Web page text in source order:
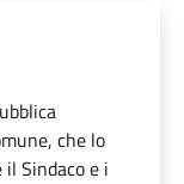
che lo
Sindaco e i